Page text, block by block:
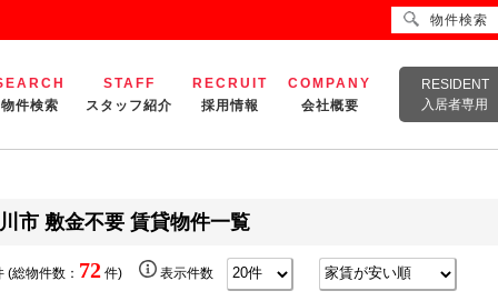
物件検索
STAFF
スタッフ紹介
RECRUIT
採用情報
COMPANY
会社概要
RESIDENT
入居者専用
市 敷金不要 賃貸物件一覧
(総物件数： 72 件) 表示件数
物件検索